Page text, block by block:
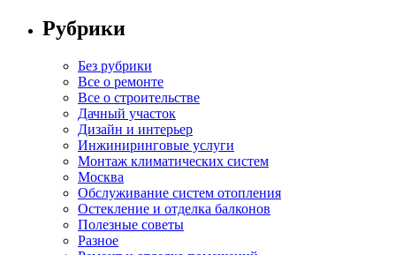
Рубрики
Без рубрики
Все о ремонте
Все о строительстве
Дачный участок
Дизайн и интерьер
Инжиниринговые услуги
Монтаж климатических систем
Москва
Обслуживание систем отопления
Остекление и отделка балконов
Полезные советы
Разное